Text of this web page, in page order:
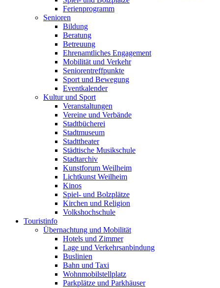
Ferienprogramm
Senioren
Bildung
Beratung
Betreuung
Ehrenamtliches Engagement
Mobilität und Verkehr
Seniorentreffpunkte
Sport und Bewegung
Eventkalender
Kultur und Sport
Veranstaltungen
Vereine und Verbände
Stadtbücherei
Stadtmuseum
Stadttheater
Städtische Musikschule
Stadtarchiv
Kunstforum Weilheim
Lichtkunst Weilheim
Kinos
Spiel- und Bolzplätze
Kirchen und Religion
Volkshochschule
Touristinfo
Übernachtung und Mobilität
Hotels und Zimmer
Lage und Verkehrsanbindung
Buslinien
Bahn und Taxi
Wohnmobilstellplatz
Parkplätze und Parkhäuser